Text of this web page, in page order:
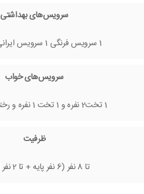
سرویس‌های بهداشتی
1 سرویس فرنگی 1 سرویس ایرانی و 1 حمام
سرویس‌های خواب
1 تخت2 نفره و 1 تخت 1 نفره و رختخواب سنتی
ظرفیت
تا 8 نفر (6 نفر پایه + تا 2 نفر اضافه)